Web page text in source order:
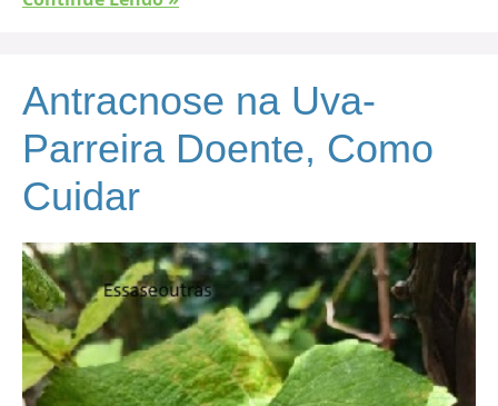
Antracnose na Uva-
Parreira Doente, Como
Cuidar